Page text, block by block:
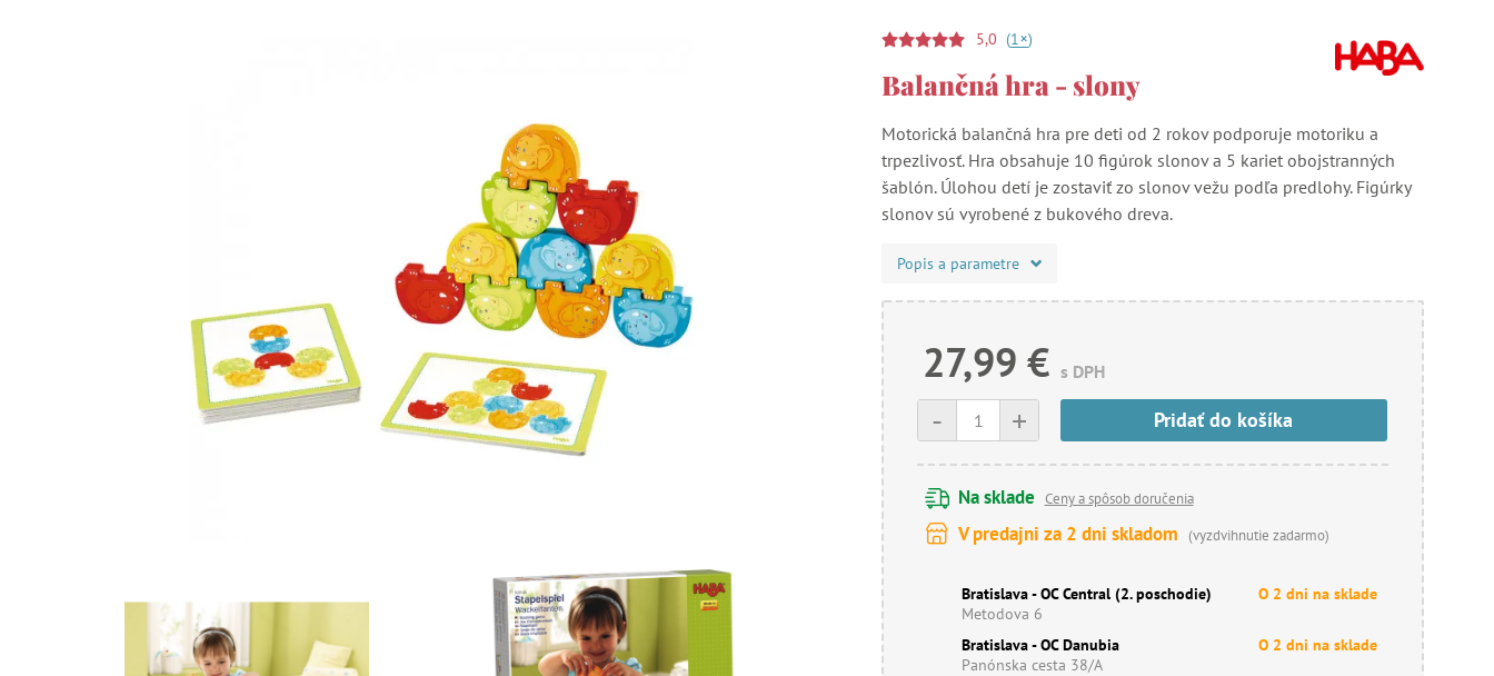
5,0 (1+)
Balančná hra - slony
Motorická balančná hra pre deti od 2 rokov podporuje motoriku a
trpezlivosť. Hra obsahuje 10 figúrok slonov a 5 kariet obojstranných
šablón. Úlohou detí je zostaviť zo slonov vežu podľa predlohy. Figúrky
slonov sú vyrobené z bukového dreva.
Popis a parametre
27,99 € s DPH
+
- Pridať do košíka
Na sklade Ceny a spôsob doručenia
V predajni za 2 dni skladom (vyzdvihnutie zadarmo)
Bratislava - OC Central (2. poschodie)
Metodova 6
O 2 dni na sklade
Bratislava - OC Danubia
Panónska cesta 38/A
O 2 dni na sklade